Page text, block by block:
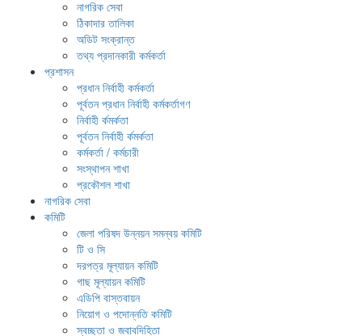
নাগরিক সেবা
ঠিকাদার তালিকা
অডিট সংক্রান্ত
তথ্য প্রদানকারী কর্মকর্তা
প্রশাসন
প্রধান নির্বাহী কর্মকর্তা
পূর্বতন প্রধান নির্বাহী কর্মকর্তাগণ
নির্বাহী র্কমর্কতা
পূর্বতন নির্বাহী র্কমর্কতা
কর্মকর্তা / কর্মচারী
সংস্থাপন শাখা
প্রকৌশল শাখা
নাগরিক সেবা
কমিটি
জেলা পরিষদ উন্নয়ন সমন্বয় কমিটি
টি ও সি
দরপত্র মূল্যায়ন কমিটি
গাছ মূল্যায়ন কমিটি
এডিপি বাস্তবায়ন
নিয়োগ ও পদোন্নতি কমিটি
স্বচ্ছতা ও জবাবদিহিতা